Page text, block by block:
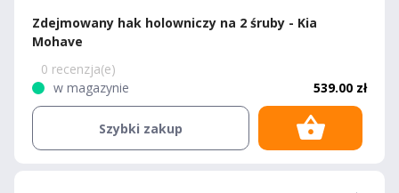
Zdejmowany hak holowniczy na 2 śruby - Kia
Mohave
0 recenzja(e)
w magazynie
539.00 zł
Szybki zakup